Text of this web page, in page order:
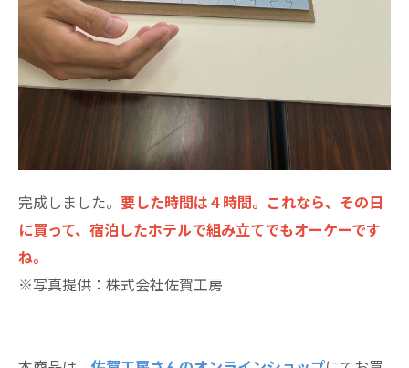
完成しました。 要した時間は４時間。これなら、その日
に買って、宿泊したホテルで組み立てでもオーケーです
ね。
※写真提供：株式会社佐賀工房